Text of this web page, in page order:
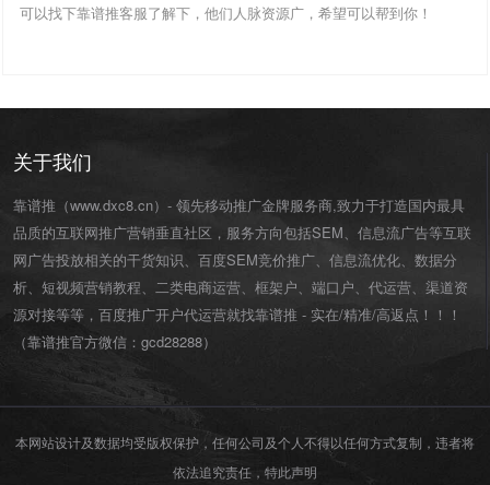
可以找下靠谱推客服了解下，他们人脉资源广，希望可以帮到你！
关于我们
靠谱推（www.dxc8.cn）- 领先移动推广金牌服务商,致力于打造国内最具
品质的互联网推广营销垂直社区，服务方向包括SEM、信息流广告等互联
网广告投放相关的干货知识、百度SEM竞价推广、信息流优化、数据分
析、短视频营销教程、二类电商运营、 框架户 端口户 代运营 、渠道资
源对接等等，百度推广开户代运营就找靠谱推 - 实在/精准/高返点！！！
（靠谱推官方微信： gcd28288）
本网站设计及数据均受版权保护，任何公司及个人不得以任何方式复制，违者将
依法追究责任，特此声明